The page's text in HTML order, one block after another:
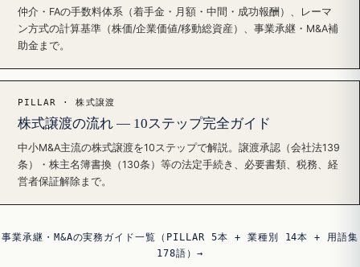
仲介・FAの手数料体系（着手金・月額・中間・成功報酬）、レーマ
ン方式の計算基準（株価/企業価値/移動総資産）、事業承継・M&A補
助金まで。
PILLAR · 株式譲渡
株式譲渡の流れ — 10ステップ完全ガイド
中小M&A主流の株式譲渡を10ステップで解説。譲渡承認（会社法139
条）・株主名簿書換（130条）等の法定手続き、必要書類、税務、経
営者保証解除まで。
事業承継・M&Aの実務ガイド一覧（PILLAR 5本 + 業種別 14本 + 用語集
178語）→